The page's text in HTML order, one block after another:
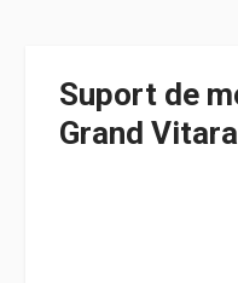
Suport de
Grand